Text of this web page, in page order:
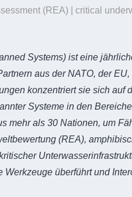
(REA) | critical
Systems) ist eine
aus der NATO, der EU,
konzentriert sie sich auf
Systeme in den
mehr als 30 Nationen, um
(REA),
überführt und